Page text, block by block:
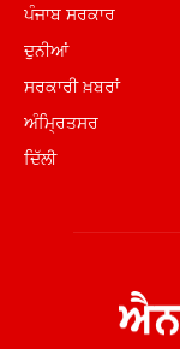
ਪੰਜਾਬ ਸਰਕਾਰ
ਦੁਨੀਆਂ
ਸਰਕਾਰੀ ਖ਼ਬਰਾਂ
ਅੰਮ੍ਰਿਤਸਰ
ਦਿੱਲੀ